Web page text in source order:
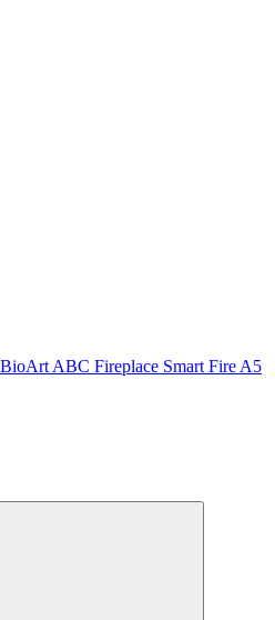
ABC Fireplace Smart Fire A5